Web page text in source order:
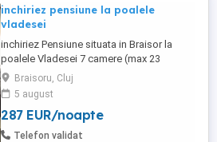
inchiriez pensiune la poalele
vladesei
inchiriez Pensiune situata in Braisor la
poalele Vladesei 7 camere (max 23
pers)cu baie proprie si
.televizor,sufragerie,loc de servire a
mesei,bucatarie superdotata.masa de
ping pong,teren mini fotbal.alte jocuri
distractive,6000 mp de gradina.Loc de
Braisoru, Cluj
5 august
287 EUR/noapte
Telefon validat